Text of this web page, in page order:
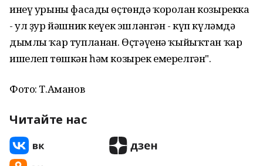
инеү урыны фасады өҫтөндә ҡоролған козырекка
- ул ҙур йәшник кеүек эшләнгән - күп күләмдә
дымлы ҡар тупланған. Өҫтәүенә ҡыйыҡтан ҡар
ишелеп төшкән һәм козырек емерелгән".
Фото: Т.Аманов
Читайте нас